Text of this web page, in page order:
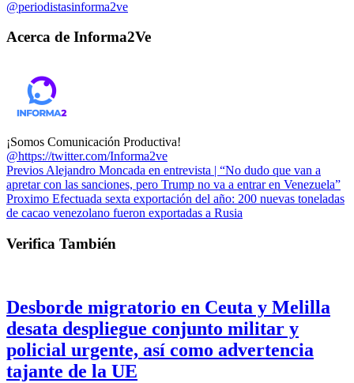
@periodistasinforma2ve
Acerca de Informa2Ve
¡Somos Comunicación Productiva!
@https://twitter.com/Informa2ve
Previos Alejandro Moncada en entrevista | “No dudo que van a
apretar con las sanciones, pero Trump no va a entrar en Venezuela”
Proximo Efectuada sexta exportación del año: 200 nuevas toneladas
de cacao venezolano fueron exportadas a Rusia
Verifica También
Desborde migratorio en Ceuta y Melilla
desata despliegue conjunto militar y
policial urgente, así como advertencia
tajante de la UE